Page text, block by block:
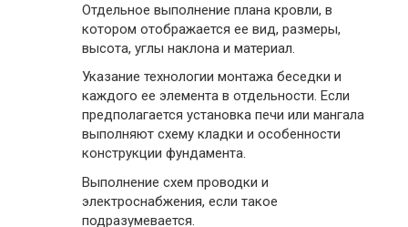
Отдельное выполнение плана кровли, в
котором отображается ее вид, размеры,
высота, углы наклона и материал.
Указание технологии монтажа беседки и
каждого ее элемента в отдельности. Если
предполагается установка печи или мангала
выполняют схему кладки и особенности
конструкции фундамента.
Выполнение схем проводки и
электроснабжения, если такое
подразумевается.